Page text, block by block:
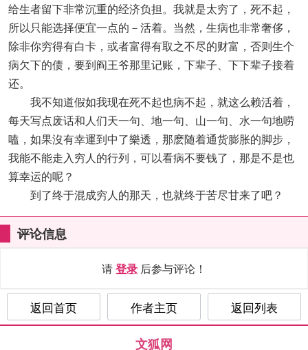
给生者留下非常沉重的经济负担。我就是太穷了，死不起，
所以只能选择便宜一点的－活着。当然，生病也非常奢侈，
除非你穷得有白卡，或者富得有取之不尽的财富，否则生个
病欠下的债，要到阎王爷那里记账，下辈子、下下辈子接着
还。
我不知道假如我现在死不起也病不起，就这么赖活着，
每天写点废话和人们天一句、地一句、山一句、水一句地唠
嗑，如果沒有幸運到中了樂透，那麽随着通货膨胀的脚步，
我能不能走入穷人的行列，可以看病不要钱了，那是不是也
算幸运的呢？
到了终于混成穷人的那天，也就终于苦尽甘来了吧？
评论信息
请登录 后参与评论！
返回首页 作者主页 返回列表
文狐网